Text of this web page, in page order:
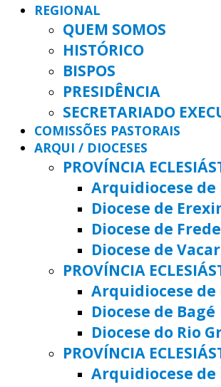
REGIONAL
QUEM SOMOS
HISTÓRICO
BISPOS
PRESIDÊNCIA
SECRETARIADO
COMISSÕES PASTORAIS
ARQUI / DIOCESES
PROVÍNCIA
Arquidiocese de
Diocese de
Diocese de
Diocese de
PROVÍNCIA
Arquidiocese de
Diocese de Bagé
Diocese do Rio
PROVÍNCIA
Arquidiocese de